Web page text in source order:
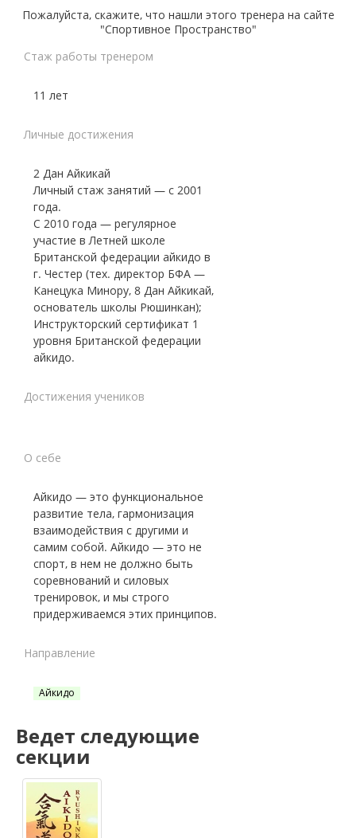
Пожалуйста, скажите, что нашли этого тренера на сайте
"Спортивное Пространство"
Стаж работы тренером
11 лет
Личные достижения
2 Дан Айкикай
Личный стаж занятий — с 2001
года.
С 2010 года — регулярное
участие в Летней школе
Британской федерации айкидо в
г. Честер (тех. директор БФА —
Канецука Минору, 8 Дан Айкикай,
основатель школы Рюшинкан);
Инструкторский сертификат 1
уровня Британской федерации
айкидо.
Достижения учеников
О себе
Айкидо — это функциональное
развитие тела, гармонизация
взаимодействия с другими и
самим собой. Айкидо — это не
спорт, в нем не должно быть
соревнований и силовых
тренировок, и мы строго
придерживаемся этих принципов.
Направление
Айкидо
Ведет следующие
секции